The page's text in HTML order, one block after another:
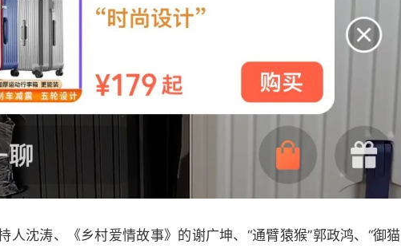
人沈涛、《乡村爱情故事》的谢广坤、“通臂猿猴”郭政鸿、“御